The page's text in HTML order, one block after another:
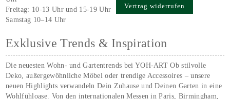
Freitag: 10-13 Uhr und 15-19 Uhr
Samstag 10–14 Uhr
Vertrag widerrufen
Exklusive Trends & Inspiration
Die neuesten Wohn- und Gartentrends bei YOH‑ART Ob stilvolle
Deko, außergewöhnliche Möbel oder trendige Accessoires – unsere
neuen Highlights verwandeln Dein Zuhause und Deinen Garten in eine
Wohlfühloase. Von den internationalen Messen in Paris, Birmingham,